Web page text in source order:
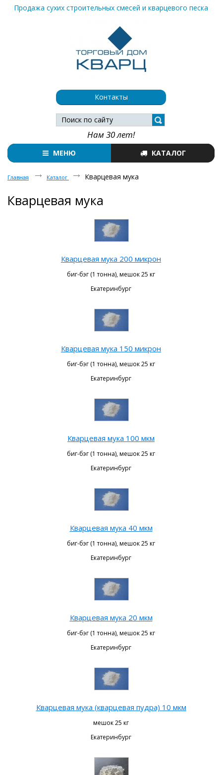
Контакты
Продажа сухих строительных смесей и кварцевого песка
Нам 30 лет!
МЕНЮ КАТАЛОГ
Главная Каталог Кварцевая мука
Кварцевая мука
Кварцевая мука 200 микрон
биг-бэг (1 тонна), мешок 25 кг
Екатеринбург
Кварцевая мука 150 микрон
биг-бэг (1 тонна), мешок 25 кг
Екатеринбург
Кварцевая мука 100 мкм
биг-бэг (1 тонна), мешок 25 кг
Екатеринбург
Кварцевая мука 40 мкм
биг-бэг (1 тонна), мешок 25 кг
Екатеринбург
Кварцевая мука 20 мкм
биг-бэг (1 тонна), мешок 25 кг
Екатеринбург
Кварцевая мука (кварцевая пудра) 10 мкм
мешок 25 кг
Екатеринбург